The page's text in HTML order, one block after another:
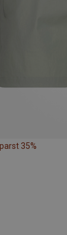
35%